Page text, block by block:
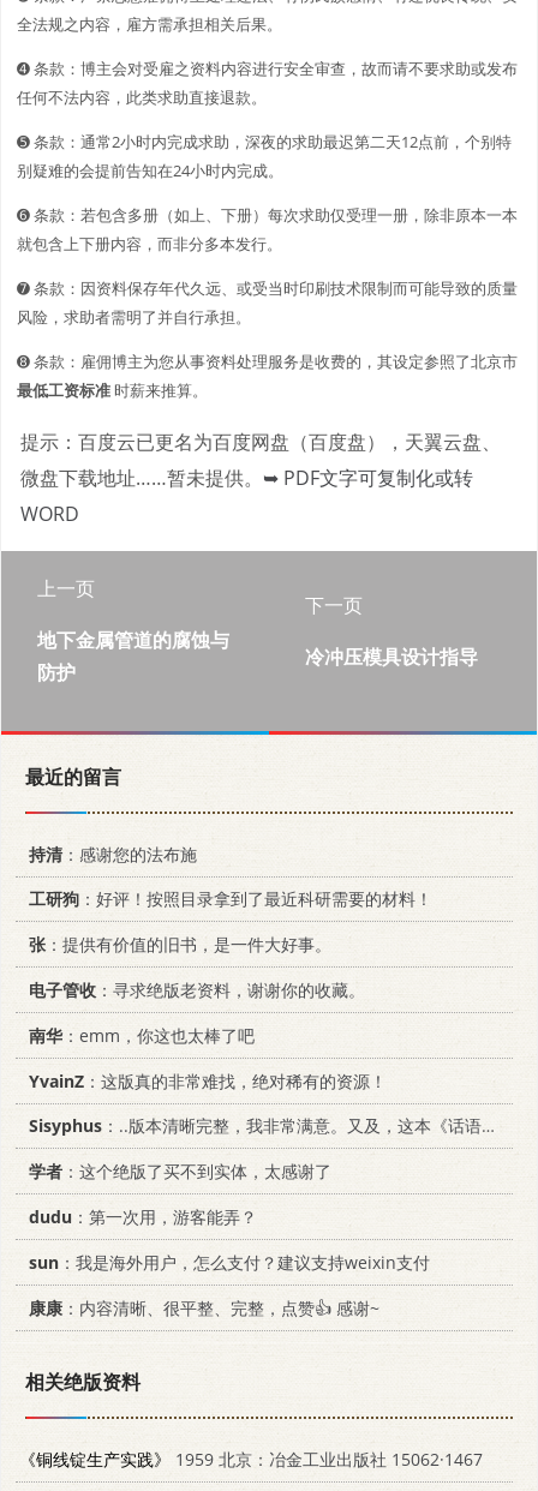
全法规之内容，雇方需承担相关后果。
➍ 条款：博主会对受雇之资料内容进行安全审查，故而请不要求助或发布
任何不法内容，此类求助直接退款。
➎ 条款：通常2小时内完成求助，深夜的求助最迟第二天12点前，个别特
别疑难的会提前告知在24小时内完成。
➏ 条款：若包含多册（如上、下册）每次求助仅受理一册，除非原本一本
就包含上下册内容，而非分多本发行。
➐ 条款：因资料保存年代久远、或受当时印刷技术限制而可能导致的质量
风险，求助者需明了并自行承担。
➑ 条款：雇佣博主为您从事资料处理服务是收费的，其设定参照了北京市
最低工资标准时薪来推算。
提示：百度云已更名为百度网盘（百度盘），天翼云盘、
微盘下载地址……暂未提供。 ➥ PDF文字可复制化或转
WORD
上一页
地下金属管道的腐蚀与
防护
下一页
冷冲压模具设计指导
最近的留言
持清 ：感谢您的法布施
工研狗 ：好评！按照目录拿到了最近科研需要的材料！
张：提供有价值的旧书，是一件大好事。
电子管收 ：寻求绝版老资料，谢谢你的收藏。
南华：emm，你这也太棒了吧
YvainZ ：这版真的非常难找，绝对稀有的资源！
Sisyphus ：..版本清晰完整，我非常满意。又及，这本《话语的真相》...
学者 ：这个绝版了买不到实体，太感谢了
dudu ：第一次用，游客能弄？
sun ：我是海外用户，怎么支付？建议支持weixin支付
康康 ：内容清晰、很平整、完整，点赞👍 感谢~
相关绝版资料
《铜线锭生产实践》
1959 北京：冶金工业出版社 15062·1467